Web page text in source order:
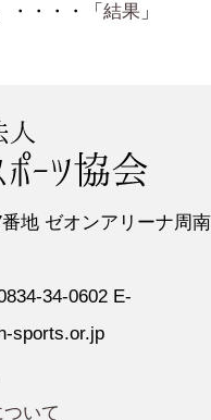
・・・・「 結果 」
地 ゼオンアリーナ周南
34-0602 E-
sports.or.jp
いて